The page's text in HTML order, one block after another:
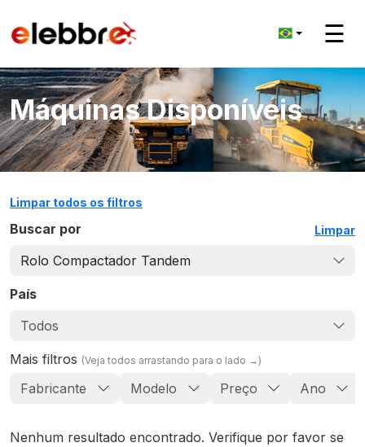
☰
Máquinas Disponíveis
Limpar todos os filtros
Buscar por Limpar
Rolo Compactador Tandem
País
Todos
Mais filtros (Veja todos arrastando para o lado →)
Fabricante Modelo Preço Ano
Nenhum resultado encontrado. Verifique por favor se